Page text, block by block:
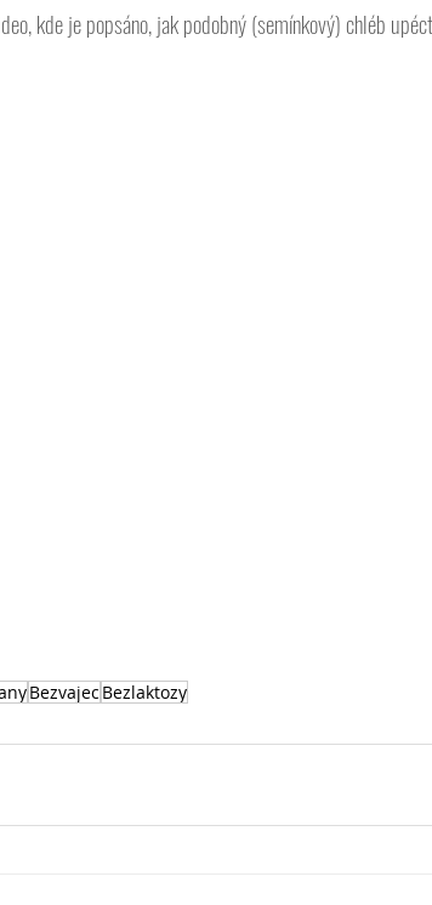
kde je popsáno, jak podobný (semínkový) chléb
Bezvajec Bezlaktozy